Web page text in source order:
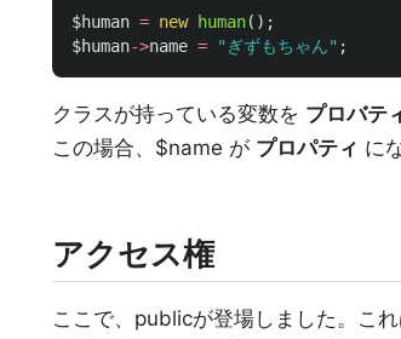
$human = new human();
$human->name = "ぎずもちゃん" ;
クラスが持っている変数を プロバテ
この場合、$name が プロパティ に
アクセス権
ここで、publicが登場しました。こ